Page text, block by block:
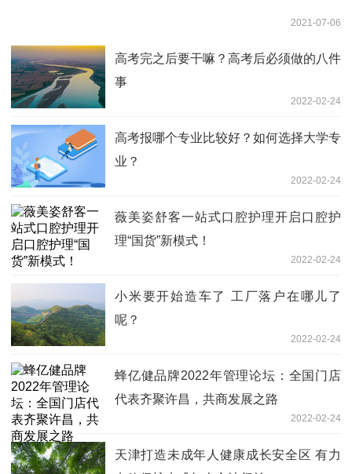
2021-07-06
高考完之后要干嘛？高考后必须做的八件
事
2022-02-24
高考报哪个专业比较好？如何选择大学专
业？
2022-02-24
薇美姿舒客一站式口腔护理开启口腔护
理“国货”新模式！
2022-02-24
小米要开始造车了 工厂落户在哪儿了
呢？
2022-02-24
蜂亿健品牌2022年管理论坛：全国门店
代表齐聚许昌，共商发展之路
2022-02-24
天津打造未成年人健康成长安全区 有力